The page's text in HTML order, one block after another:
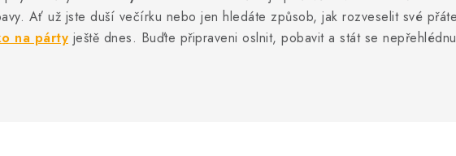
Ať už jste duší večírku nebo jen hledáte způsob, jak rozveselit své
na párty ještě dnes. Buďte připraveni oslnit, pobavit a stát se